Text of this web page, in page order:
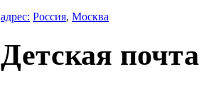
адрес: Россия, Москва
Детская почта